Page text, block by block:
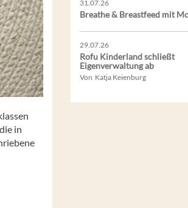
in
31.07.26
Breathe & Breastfeed mit
29.07.26
Rofu Kinderland schließt
Eigenverwaltung ab
Von Katja Keienburg